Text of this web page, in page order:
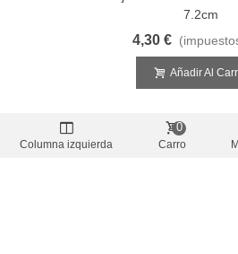
7.2cm
4,30 €
Añadir Al
Columna izquierda Carro
0